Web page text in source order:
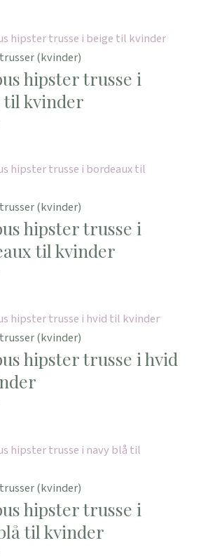
(kvinder)
hipster trusse i
til kvinder
(kvinder)
hipster trusse i
til kvinder
(kvinder)
hipster trusse i hvid
(kvinder)
hipster trusse i
til kvinder